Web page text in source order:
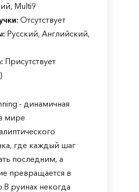
Multi9
Отсутствует
Русский, Английский,
Присутствует
- динамичная
мире
где каждый шаг
последним, а
превращается в
руинах некогда